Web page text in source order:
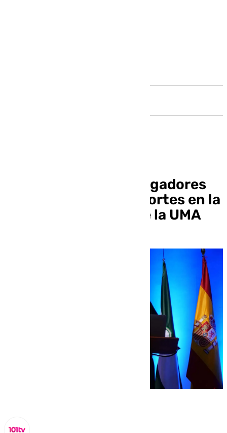
Estudiantes e investigadores
protestan por los recortes en la
apertura del curso de la UMA